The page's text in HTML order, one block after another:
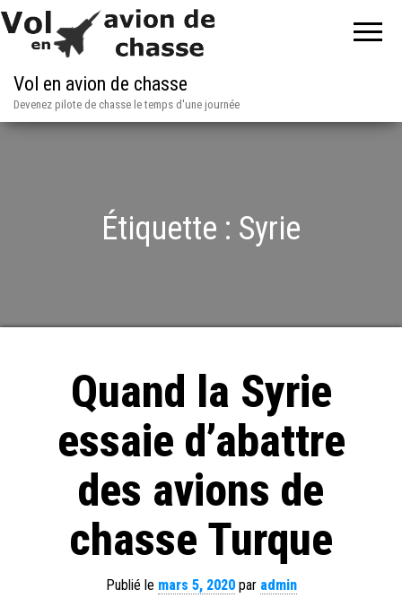
Vol en avion de chasse
Devenez pilote de chasse le temps d'une journée
Étiquette : Syrie
Quand la Syrie
essaie d’abattre
des avions de
chasse Turque
Publié le mars 5, 2020par admin